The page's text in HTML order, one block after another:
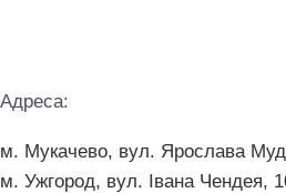
Адреса:
м. Мукачево, вул. Ярослава
м. Ужгород, вул. Івана Чендея,